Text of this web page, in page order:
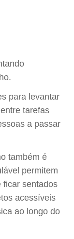
para levantar
tarefas
a passar
também é
permitem
ficar sentados
acessíveis
ao longo do